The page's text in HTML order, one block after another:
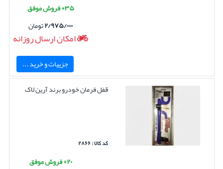
۳۵+ فروش موفق
۲/۹۷۵/۰۰۰تومان
امکان ارسال روزانه
جزییات و خرید ...
قفل فرمان خودرو برند آرین لاک
کد کالا : ۲۸۶۶
۲۰+ فروش موفق